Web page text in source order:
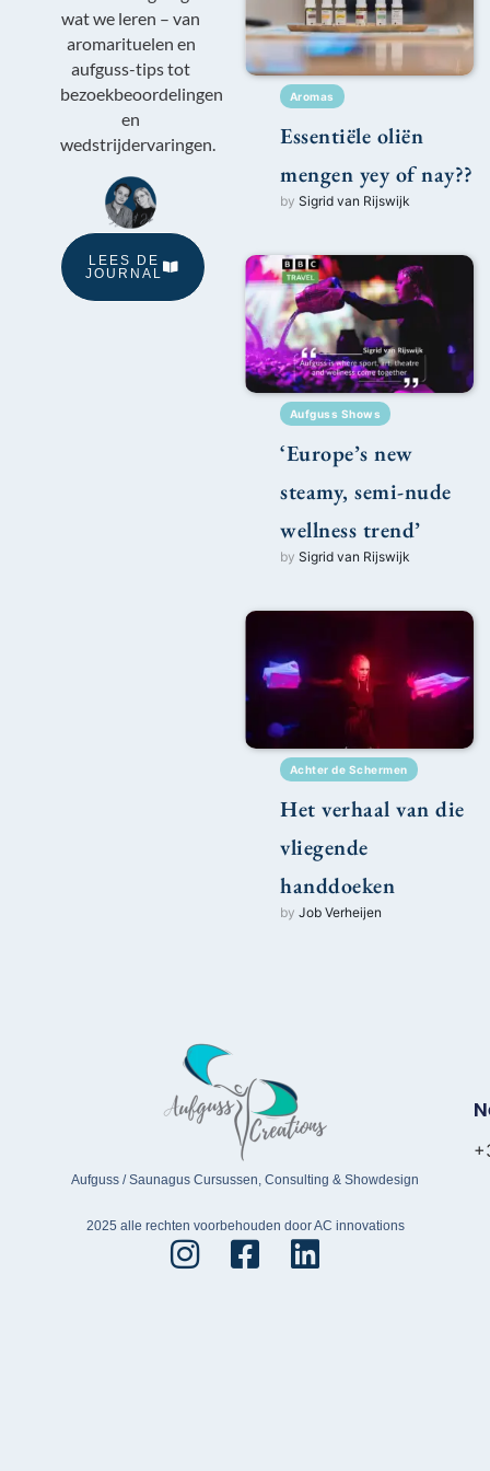
Aromas
Essentiële oliën
mengen yey of nay??
by Sigrid van Rijswijk
Aufguss Shows
‘Europe’s new
steamy, semi-nude
wellness trend’
by Sigrid van Rijswijk
Achter de Schermen
Het verhaal van die
vliegende
handdoeken
by Job Verheijen
wat we leren – van
aromarituelen en
aufguss-tips tot
bezoekbeoordelingen
en
wedstrijdervaringen.
LEES DE
JOURNAL
Aufguss / Saunagus Cursussen, Consulting & Showdesign
2025 alle rechten voorbehouden door AC innovations